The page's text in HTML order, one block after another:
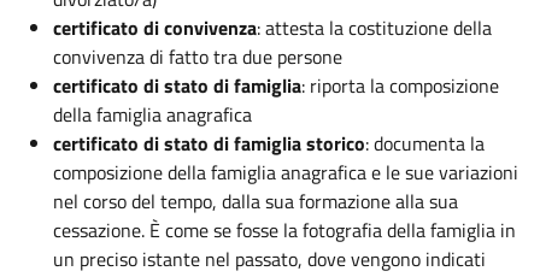
certificato di convivenza: attesta la costituzione della
convivenza di fatto tra due persone
certificato di stato di famiglia: riporta la composizione
della famiglia anagrafica
certificato di stato di famiglia storico: documenta la
composizione della famiglia anagrafica e le sue variazioni
nel corso del tempo, dalla sua formazione alla sua
cessazione. È come se fosse la fotografia della famiglia in
un preciso istante nel passato, dove vengono indicati